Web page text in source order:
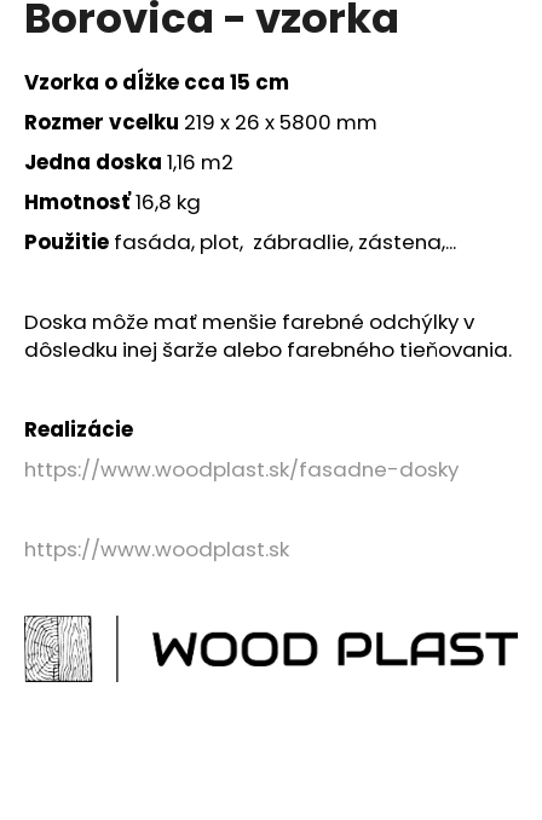
Borovica - vzorka
Vzorka o dĺžke cca 15 cm
Rozmer vcelku 219 x 26 x 5800 mm
Jedna doska 1,16 m2
Hmotnosť16,8 kg
Použitie fasáda, plot, zábradlie, zástena,...
Doska môže mať menšie farebné odchýlky v
dôsledku inej šarže alebo farebného tieňovania.
Realizácie
https://www.woodplast.sk/fasadne-dosky
https://www.woodplast.sk
á
s
ť
?
p
o
č
e